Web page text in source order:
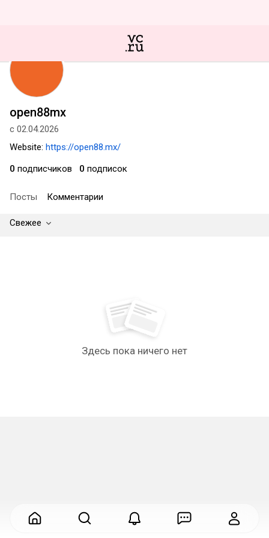
open88mx
с 02.04.2026
Website: https://open88.mx/
0 подписчиков 0 подписок
Посты Комментарии
Свежее
Здесь пока ничего нет